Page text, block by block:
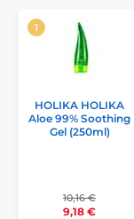
HOLIKA HOLIKA
Aloe 99% Soothing
Gel (250ml)
10,16 €
9,18 €